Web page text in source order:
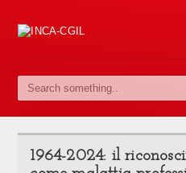
1964-2024: il